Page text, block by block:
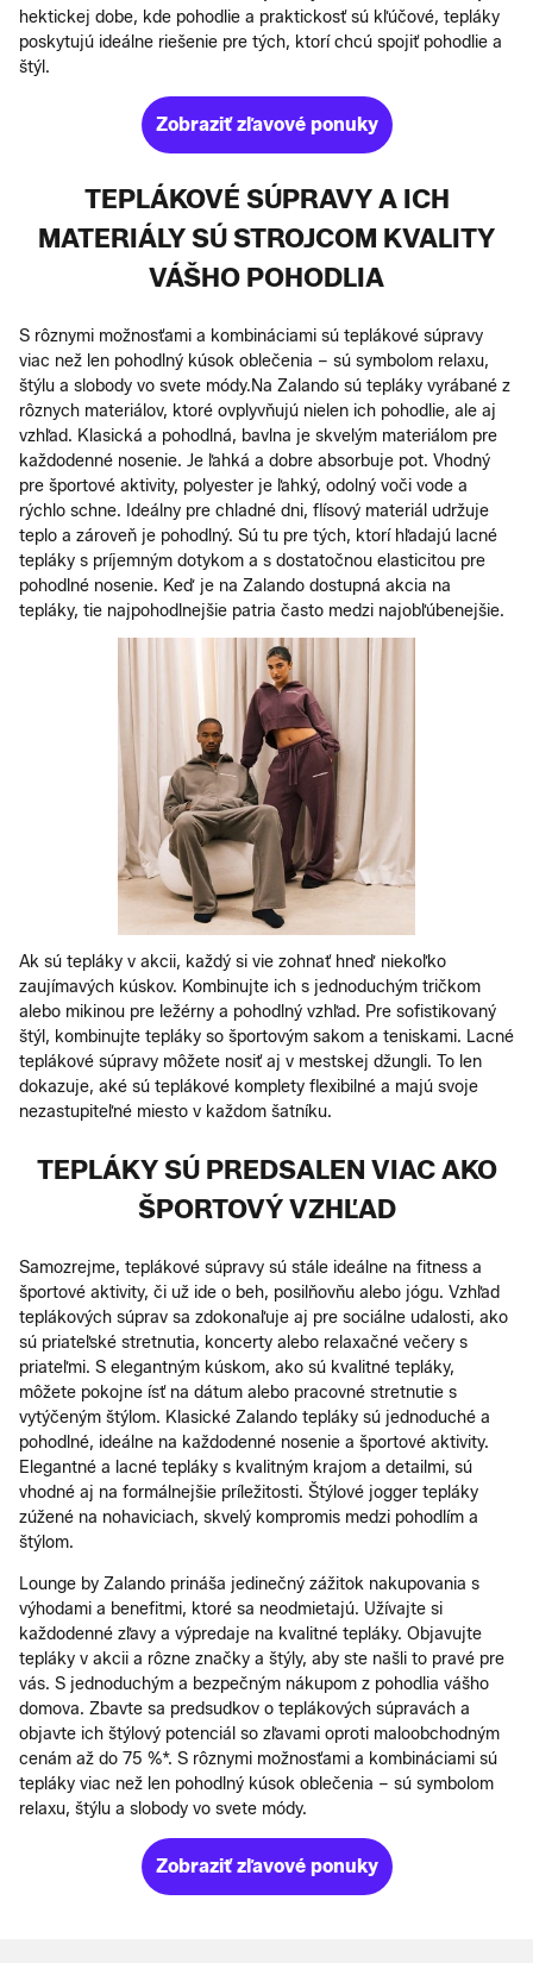
hektickej dobe, kde pohodlie a praktickosť sú kľúčové, tepláky
poskytujú ideálne riešenie pre tých, ktorí chcú spojiť pohodlie a
štýl.
Zobraziť zľavové ponuky
TEPLÁKOVÉ SÚPRAVY A ICH
MATERIÁLY SÚ STROJCOM KVALITY
VÁŠHO POHODLIA
S rôznymi možnosťami a kombináciami sú teplákové súpravy
viac než len pohodlný kúsok oblečenia – sú symbolom relaxu,
štýlu a slobody vo svete módy.Na Zalando sú tepláky vyrábané z
rôznych materiálov, ktoré ovplyvňujú nielen ich pohodlie, ale aj
vzhľad. Klasická a pohodlná, bavlna je skvelým materiálom pre
každodenné nosenie. Je ľahká a dobre absorbuje pot. Vhodný
pre športové aktivity, polyester je ľahký, odolný voči vode a
rýchlo schne. Ideálny pre chladné dni, flísový materiál udržuje
teplo a zároveň je pohodlný. Sú tu pre tých, ktorí hľadajú lacné
tepláky s príjemným dotykom a s dostatočnou elasticitou pre
pohodlné nosenie. Keď je na Zalando dostupná akcia na
tepláky, tie najpohodlnejšie patria často medzi najobľúbenejšie.
Ak sú tepláky v akcii, každý si vie zohnať hneď niekoľko
zaujímavých kúskov. Kombinujte ich s jednoduchým tričkom
alebo mikinou pre ležérny a pohodlný vzhľad. Pre sofistikovaný
štýl, kombinujte tepláky so športovým sakom a teniskami. Lacné
teplákové súpravy môžete nosiť aj v mestskej džungli. To len
dokazuje, aké sú teplákové komplety flexibilné a majú svoje
nezastupiteľné miesto v každom šatníku.
TEPLÁKY SÚ PREDSALEN VIAC AKO
ŠPORTOVÝ VZHĽAD
Samozrejme, teplákové súpravy sú stále ideálne na fitness a
športové aktivity, či už ide o beh, posilňovňu alebo jógu. Vzhľad
teplákových súprav sa zdokonaľuje aj pre sociálne udalosti, ako
sú priateľské stretnutia, koncerty alebo relaxačné večery s
priateľmi. S elegantným kúskom, ako sú kvalitné tepláky,
môžete pokojne ísť na dátum alebo pracovné stretnutie s
vytýčeným štýlom. Klasické Zalando tepláky sú jednoduché a
pohodlné, ideálne na každodenné nosenie a športové aktivity.
Elegantné a lacné tepláky s kvalitným krajom a detailmi, sú
vhodné aj na formálnejšie príležitosti. Štýlové jogger tepláky
zúžené na nohaviciach, skvelý kompromis medzi pohodlím a
štýlom.
Lounge by Zalando prináša jedinečný zážitok nakupovania s
výhodami a benefitmi, ktoré sa neodmietajú. Užívajte si
každodenné zľavy a výpredaje na kvalitné tepláky. Objavujte
tepláky v akcii a rôzne značky a štýly, aby ste našli to pravé pre
vás. S jednoduchým a bezpečným nákupom z pohodlia vášho
domova. Zbavte sa predsudkov o teplákových súpravách a
objavte ich štýlový potenciál so zľavami oproti maloobchodným
cenám až do 75 %*. S rôznymi možnosťami a kombináciami sú
tepláky viac než len pohodlný kúsok oblečenia – sú symbolom
relaxu, štýlu a slobody vo svete módy.
Zobraziť zľavové ponuky